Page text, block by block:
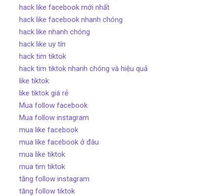
hack like facebook mới nhất
hack like facebook nhanh chóng
hack like nhanh chóng
hack like uy tín
hack tim tiktok
hack tim tiktok nhanh chóng và hiệu quả
like tiktok
like tiktok giá rẻ
Mua follow facebook
Mua follow instagram
mua like facebook
mua like facebook ở đâu
mua like tiktok
mua tim tiktok
tăng follow instagram
tăng follow tiktok